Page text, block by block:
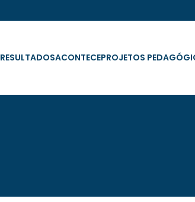
RESULTADOSACONTECEPROJETOS